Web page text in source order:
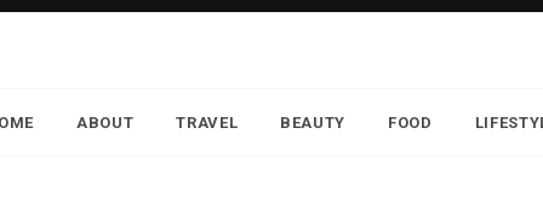
ABOUT TRAVEL BEAUTY FOOD